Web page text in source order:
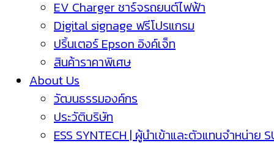
EV Charger ชาร์จรถยนต์ไฟฟ้า
Digital signage ฟรีโปรแกรม
ปริ้นเตอร์ Epson อิงค์เจ็ท
สินค้าราคาพิเศษ
About Us
วัฒนธรรมองค์กร
ประวัติบริษัท
ESS SYNTECH | ผู้นำเข้าและตัวแทนจำหน่าย